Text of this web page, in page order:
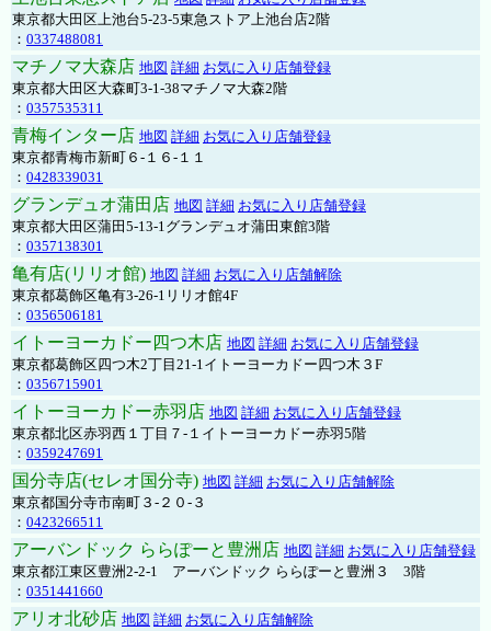
東京都大田区上池台5-23-5東急ストア上池台店2階
： 0337488081
マチノマ大森店 地図 詳細 お気に入り店舗登録
東京都大田区大森町3-1-38マチノマ大森2階
： 0357535311
青梅インター店 地図 詳細 お気に入り店舗登録
東京都青梅市新町６-１６-１１
： 0428339031
グランデュオ蒲田店 地図 詳細 お気に入り店舗登録
東京都大田区蒲田5-13-1グランデュオ蒲田東館3階
： 0357138301
亀有店(リリオ館) 地図 詳細 お気に入り店舗解除
東京都葛飾区亀有3-26-1リリオ館4F
： 0356506181
イトーヨーカドー四つ木店 地図 詳細 お気に入り店舗登録
東京都葛飾区四つ木2丁目21-1イトーヨーカドー四つ木３F
： 0356715901
イトーヨーカドー赤羽店 地図 詳細 お気に入り店舗登録
東京都北区赤羽西１丁目７-１イトーヨーカドー赤羽5階
： 0359247691
国分寺店(セレオ国分寺) 地図 詳細 お気に入り店舗解除
東京都国分寺市南町３-２０-３
： 0423266511
アーバンドック ららぽーと豊洲店 地図 詳細 お気に入り店舗登録
東京都江東区豊洲2-2-1 アーバンドック ららぽーと豊洲３ 3階
： 0351441660
アリオ北砂店 地図 詳細 お気に入り店舗解除